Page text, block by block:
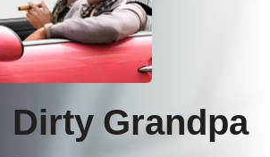
Dirty Grandpa